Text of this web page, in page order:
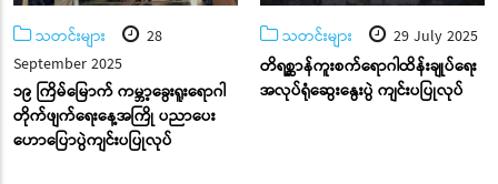
သတင်းများ
28
September 2025
၁၉ ကြိမ်မြောက် ကမ္ဘာ့ခွေးရူးရောဂါ
တိုက်ဖျက်ရေးနေ့အကြို ပညာပေး
ဟောပြောပွဲကျင်းပပြုလုပ်
သတင်းများ
29 July 2025
တိရစ္ဆာန်ကူးစက်ရောဂါထိန်းချုပ်ရေး
အလုပ်ရုံဆွေးနွေးပွဲ ကျင်းပပြုလုပ်